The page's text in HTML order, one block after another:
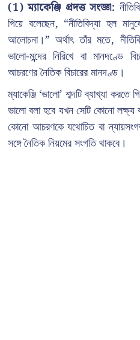
(1)ম্যাকেঞ্জি প্রদত্ত সংজ্ঞা:
গিয়ে বলেছেন, “নীতিবিদ্যা হল
আলোচনা।” অর্থাৎ তাঁর মতে,
ভালো-মন্দের নিরিখে বা মানদণ্ডে
আচরণের নৈতিক বিচারের মানদণ্ড।
ম্যাকেঞ্জি ‘ভালো’ শব্দটি ব্যাখ্যা
ভালো বলা হবে যখন সেটি কোনো লক্ষ্য
কোনো আচরণকে যথোচিত বা
সঙ্গে নৈতিক নিয়মের সংগতি থাকবে।